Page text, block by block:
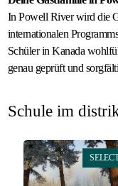
In Powell River wird die
internationalen
Schüler in Kanada
genau geprüft und
Schule im